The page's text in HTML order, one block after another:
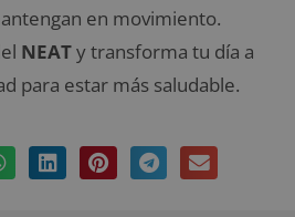
en movimiento.
NEATy transforma tu día a
para estar más saludable.